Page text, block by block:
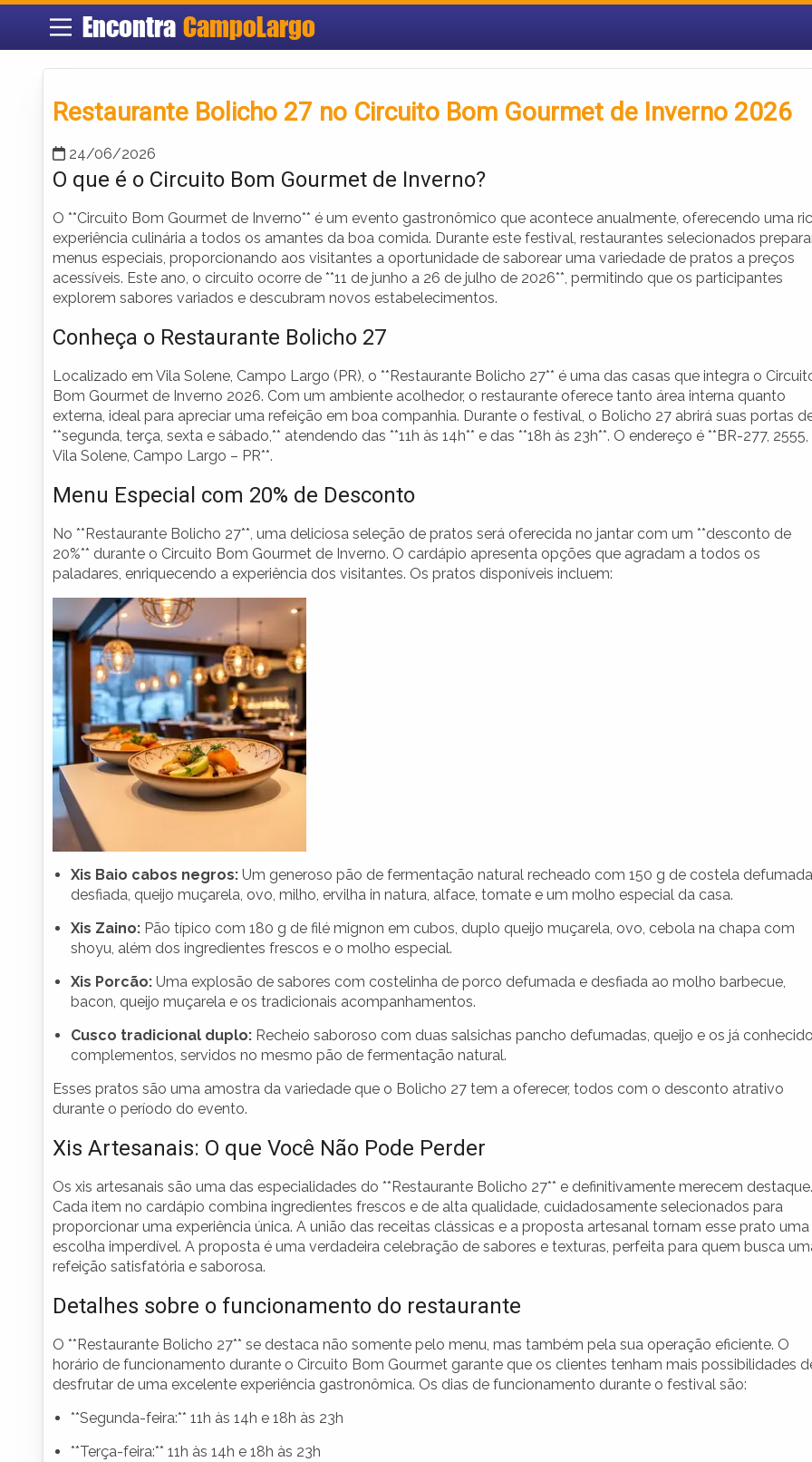
Encontra CampoLargo
Restaurante Bolicho 27 no Circuito Bom Gourmet de Inverno 2026
24/06/2026
O que é o Circuito Bom Gourmet de Inverno?
O **Circuito Bom Gourmet de Inverno** é um evento gastronômico que acontece anualmente, oferecendo uma
experiência culinária a todos os amantes da boa comida. Durante este festival, restaurantes selecionados
menus especiais, proporcionando aos visitantes a oportunidade de saborear uma variedade de pratos a preços
acessíveis. Este ano, o circuito ocorre de **11 de junho a 26 de julho de 2026**, permitindo que os participantes
explorem sabores variados e descubram novos estabelecimentos.
Conheça o Restaurante Bolicho 27
Localizado em Vila Solene, Campo Largo (PR), o **Restaurante Bolicho 27** é uma das casas que integra o
Bom Gourmet de Inverno 2026. Com um ambiente acolhedor, o restaurante oferece tanto área interna quanto
externa, ideal para apreciar uma refeição em boa companhia. Durante o festival, o Bolicho 27 abrirá suas portas
**segunda, terça, sexta e sábado,** atendendo das **11h às 14h** e das **18h às 23h**. O endereço é **BR-277, 2555,
Vila Solene, Campo Largo – PR**.
Menu Especial com 20% de Desconto
No **Restaurante Bolicho 27**, uma deliciosa seleção de pratos será oferecida no jantar com um **desconto de
20%** durante o Circuito Bom Gourmet de Inverno. O cardápio apresenta opções que agradam a todos os
paladares, enriquecendo a experiência dos visitantes. Os pratos disponíveis incluem:
Xis Baio cabos negros: Um generoso pão de fermentação natural recheado com 150 g de costela
desfiada, queijo muçarela, ovo, milho, ervilha in natura, alface, tomate e um molho especial da casa.
Xis Zaino: Pão típico com 180 g de filé mignon em cubos, duplo queijo muçarela, ovo, cebola na chapa com
shoyu, além dos ingredientes frescos e o molho especial.
Xis Porcão: Uma explosão de sabores com costelinha de porco defumada e desfiada ao molho barbecue,
bacon, queijo muçarela e os tradicionais acompanhamentos.
Cusco tradicional duplo: Recheio saboroso com duas salsichas pancho defumadas, queijo e os já
complementos, servidos no mesmo pão de fermentação natural.
Esses pratos são uma amostra da variedade que o Bolicho 27 tem a oferecer, todos com o desconto atrativo
durante o período do evento.
Xis Artesanais: O que Você Não Pode Perder
Os xis artesanais são uma das especialidades do **Restaurante Bolicho 27** e definitivamente merecem destaque.
Cada item no cardápio combina ingredientes frescos e de alta qualidade, cuidadosamente selecionados para
proporcionar uma experiência única. A união das receitas clássicas e a proposta artesanal tornam esse prato uma
escolha imperdível. A proposta é uma verdadeira celebração de sabores e texturas, perfeita para quem busca
refeição satisfatória e saborosa.
Detalhes sobre o funcionamento do restaurante
O **Restaurante Bolicho 27** se destaca não somente pelo menu, mas também pela sua operação eficiente. O
horário de funcionamento durante o Circuito Bom Gourmet garante que os clientes tenham mais possibilidades
desfrutar de uma excelente experiência gastronômica. Os dias de funcionamento durante o festival são:
**Segunda-feira:** 11h às 14h e 18h às 23h
**Terça-feira:** 11h às 14h e 18h às 23h